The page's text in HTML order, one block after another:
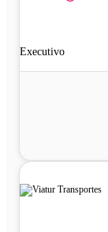
Executivo